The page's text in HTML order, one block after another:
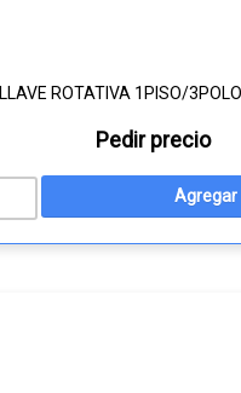
LLAVE ROTATIVA 1PISO/
Pedir precio